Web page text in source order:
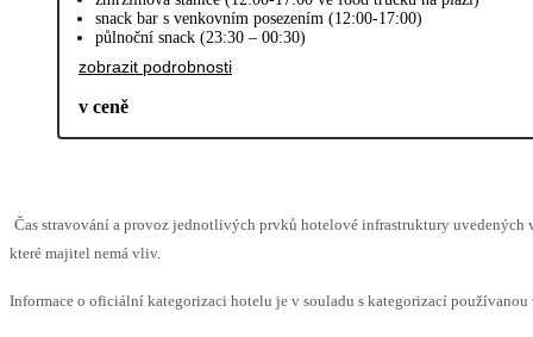
snack bar s venkovním posezením (12:00-17:00)
půlnoční snack (23:30 – 00:30)
zobrazit podrobnosti
v ceně
Čas stravování a provoz jednotlivých prvků hotelové infrastruktury uvedených
které majitel nemá vliv.
Informace o oficiální kategorizaci hotelu je v souladu s kategorizací